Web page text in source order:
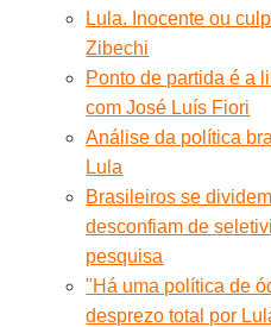
Lula. Inocente ou
Zibechi
Ponto de partida é a
com José Luís Fiori
Análise da política
Lula
Brasileiros se
desconfiam de
pesquisa
"Há uma política de
desprezo total por